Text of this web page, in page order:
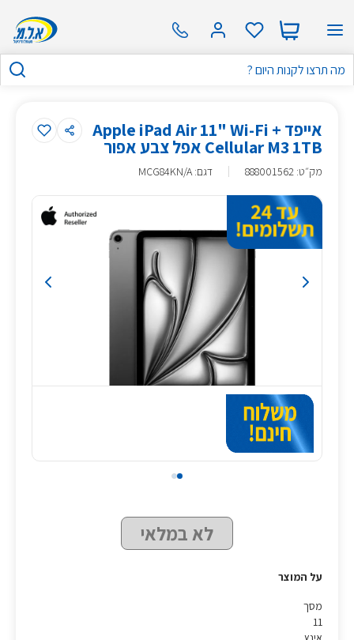
אייפד Apple iPad Air 11" Wi-Fi +
Cellular M3 1TB אפל צבע אפור
מק״ט:
888001562 דגם: MCG84KN/A
לא במלאי
על המוצר
מסך
11